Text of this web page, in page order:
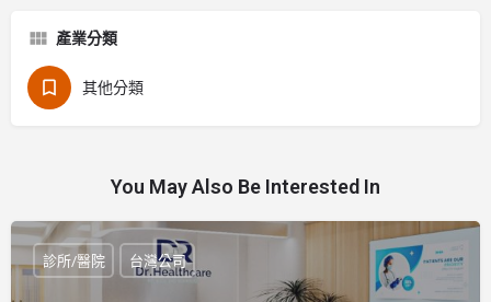
產業分類
其他分類
You May Also Be Interested In
診所/醫院 台灣公司